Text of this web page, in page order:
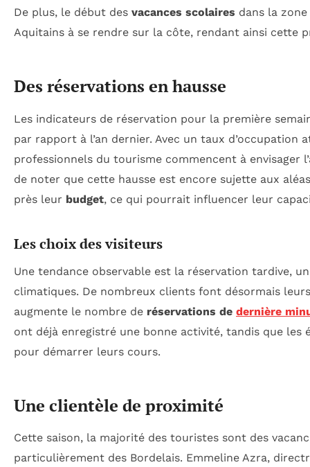
De plus, le début des vacances scolaires dans la
Aquitains à se rendre sur la côte, rendant ainsi cette
Des réservations en hausse
Les indicateurs de réservation pour la première
par rapport à l’an dernier. Avec un taux d’occupation
professionnels du tourisme commencent à envisager
de noter que cette hausse est encore sujette aux
près leur budget, ce qui pourrait influencer leur
Les choix des visiteurs
Une tendance observable est la réservation tardive,
climatiques. De nombreux clients font désormais
augmente le nombre de réservations de dernière
ont déjà enregistré une bonne activité, tandis que
pour démarrer leurs cours.
Une clientèle de proximité
Cette saison, la majorité des touristes sont des
particulièrement des Bordelais. Emmeline Azra,